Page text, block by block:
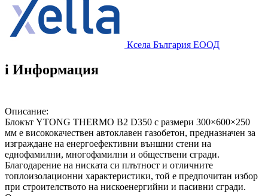
Ксела България ЕООД
i Информация
Описание:
Блокът YTONG THERMO B2 D350 с размери 300×600×250
мм е висококачествен автоклавен газобетон, предназначен за
изграждане на енергоефективни външни стени на
еднофамилни, многофамилни и обществени сгради.
Благодарение на ниската си плътност и отличните
топлоизолационни характеристики, той е предпочитан избор
при строителството на нискоенергийни и пасивни сгради.